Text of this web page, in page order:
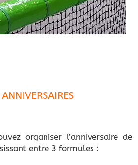
ANNIVERSAIRES
organiser l’anniversaire de
entre 3 formules :